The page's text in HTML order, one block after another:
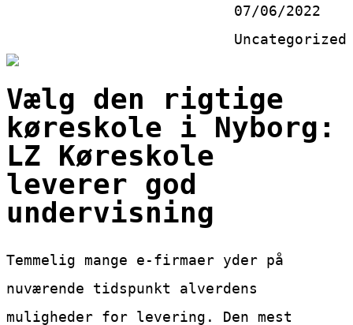
07/06/2022
Uncategorized
Vælg den rigtige
køreskole i Nyborg:
LZ Køreskole
leverer god
undervisning
Temmelig mange e-firmaer yder på
nuværende tidspunkt alverdens
muligheder for levering. Den mest